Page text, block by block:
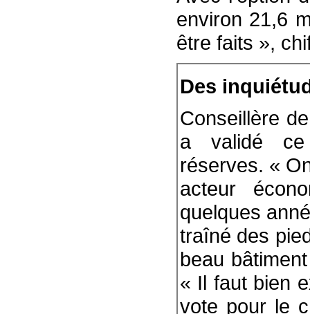
environ 21,6
être faits »,
Des
Conseillère
a validé ce
réserves. «
acteur
quelques
traîné des
beau
« Il faut bien
vote pour le